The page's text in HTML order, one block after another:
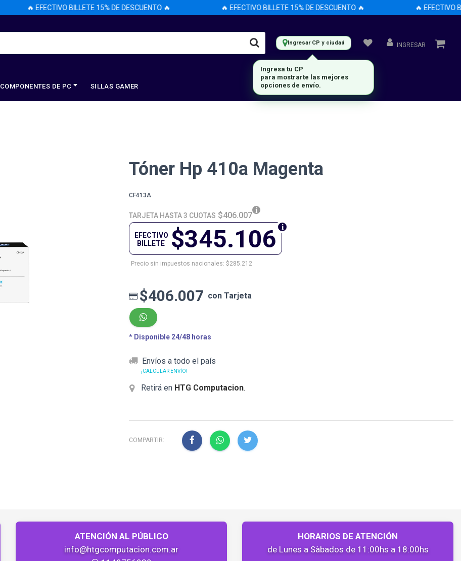
🔥 EFECTIVO BILLETE 15% DE DESCUENTO 🔥 🔥 EFECTIVO BILLETE 15% DE DESCUENTO 🔥 🔥 EFECTIVO
Ingresar CP y ciudad INGRESAR
COMPONENTES DE PC SILLAS GAMER
Tóner Hp 410a Magenta
CF413A
TARJETA HASTA 3 CUOTAS $406.007
$345.106
EFECTIVO
BILLETE
Precio sin impuestos nacionales: $285.212
$406.007 con Tarjeta
* Disponible 24/48 horas
Envíos a todo el país
¡CALCULAR ENVÍO!
Retirá en HTG Computacion.
COMPARTIR:
ATENCIÓN AL PÚBLICO
info@htgcomputacion.com.ar
HORARIOS DE ATENCIÓN
de Lunes a Sàbados de 11:00hs a 18:00hs
Ingresa tu CP
para mostrarte las mejores
opciones de envío.